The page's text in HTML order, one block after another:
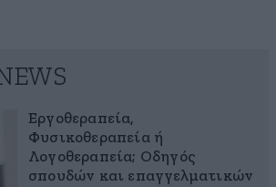
Εργοθεραπεία,
Φυσικοθεραπεία ή
Λογοθεραπεία; Οδηγός
σπουδών και επαγγελματικών